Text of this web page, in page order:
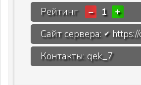
Рейтинг
− 1
+
Сайт сервера: ✔
Контакты: qek_7